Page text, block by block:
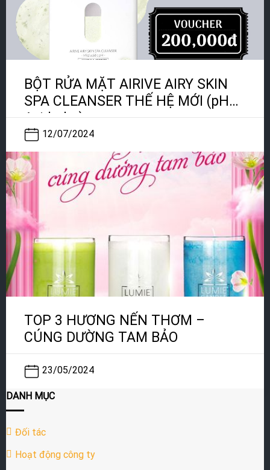
BỘT RỬA MẶT AIRIVE AIRY SKIN
SPA CLEANSER THẾ HỆ MỚI (pH
Axid nhẹ)
12/07/2024
TOP 3 HƯƠNG NẾN THƠM –
CÚNG DƯỜNG TAM BẢO
23/05/2024
DANH MỤC
Đối tác
Hoạt động công ty